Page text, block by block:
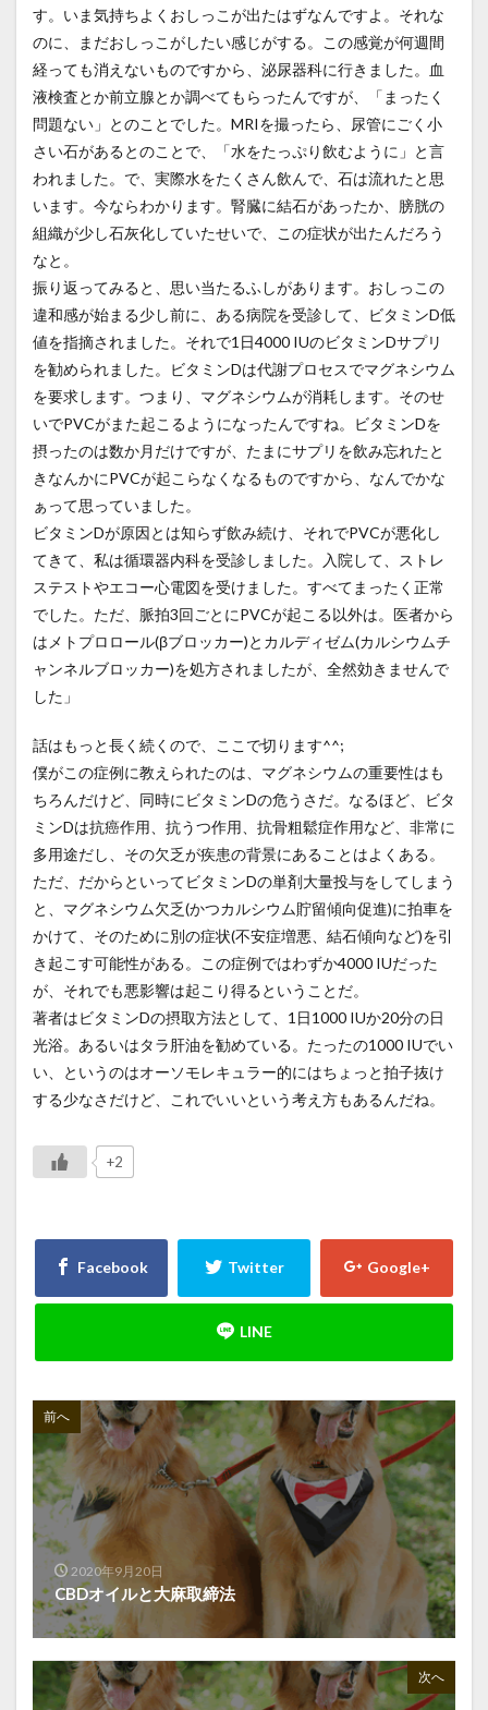
す。いま気持ちよくおしっこが出たはずなんですよ。それな
のに、まだおしっこがしたい感じがする。この感覚が何週間
経っても消えないものですから、泌尿器科に行きました。血
液検査とか前立腺とか調べてもらったんですが、「まったく
問題ない」とのことでした。MRIを撮ったら、尿管にごく小
さい石があるとのことで、「水をたっぷり飲むように」と言
われました。で、実際水をたくさん飲んで、石は流れたと思
います。今ならわかります。腎臓に結石があったか、膀胱の
組織が少し石灰化していたせいで、この症状が出たんだろう
なと。
振り返ってみると、思い当たるふしがあります。おしっこの
違和感が始まる少し前に、ある病院を受診して、ビタミンD低
値を指摘されました。それで1日4000 IUのビタミンDサプリ
を勧められました。ビタミンDは代謝プロセスでマグネシウム
を要求します。つまり、マグネシウムが消耗します。そのせ
いでPVCがまた起こるようになったんですね。ビタミンDを
摂ったのは数か月だけですが、たまにサプリを飲み忘れたと
きなんかにPVCが起こらなくなるものですから、なんでかな
ぁって思っていました。
ビタミンDが原因とは知らず飲み続け、それでPVCが悪化し
てきて、私は循環器内科を受診しました。入院して、ストレ
ステストやエコー心電図を受けました。すべてまったく正常
でした。ただ、脈拍3回ごとにPVCが起こる以外は。医者から
はメトプロロール(βブロッカー)とカルディゼム(カルシウムチ
ャンネルブロッカー)を処方されましたが、全然効きませんで
した」
話はもっと長く続くので、ここで切ります^^;
僕がこの症例に教えられたのは、マグネシウムの重要性はも
ちろんだけど、同時にビタミンDの危うさだ。なるほど、ビタ
ミンDは抗癌作用、抗うつ作用、抗骨粗鬆症作用など、非常に
多用途だし、その欠乏が疾患の背景にあることはよくある。
ただ、だからといってビタミンDの単剤大量投与をしてしまう
と、マグネシウム欠乏(かつカルシウム貯留傾向促進)に拍車を
かけて、そのために別の症状(不安症増悪、結石傾向など)を引
き起こす可能性がある。この症例ではわずか4000 IUだった
が、それでも悪影響は起こり得るということだ。
著者はビタミンDの摂取方法として、1日1000 IUか20分の日
光浴。あるいはタラ肝油を勧めている。たったの1000 IUでい
い、というのはオーソモレキュラー的にはちょっと拍子抜け
する少なさだけど、これでいいという考え方もあるんだね。
+2
前へ
2020年9月20日
CBDオイルと大麻取締法
次へ